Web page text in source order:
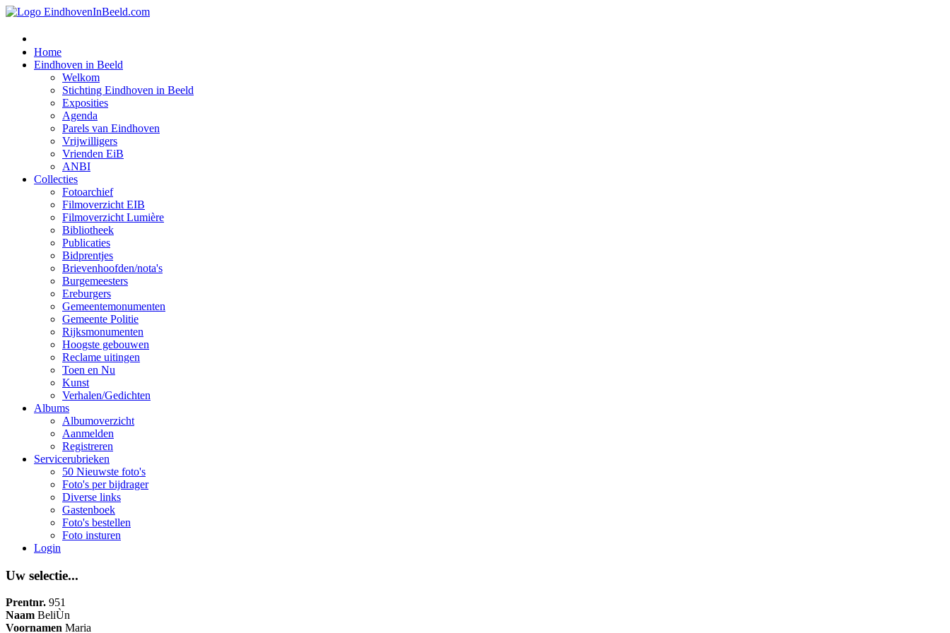
Home
Eindhoven in Beeld
Welkom
Stichting Eindhoven in Beeld
Exposities
Agenda
Parels van Eindhoven
Vrijwilligers
Vrienden EiB
ANBI
Collecties
Fotoarchief
Filmoverzicht EIB
Filmoverzicht Lumière
Bibliotheek
Publicaties
Bidprentjes
Brievenhoofden/nota's
Burgemeesters
Ereburgers
Gemeentemonumenten
Gemeente Politie
Rijksmonumenten
Hoogste gebouwen
Reclame uitingen
Toen en Nu
Kunst
Verhalen/Gedichten
Albums
Albumoverzicht
Aanmelden
Registreren
Servicerubrieken
50 Nieuwste foto's
Foto's per bijdrager
Diverse links
Gastenboek
Foto's bestellen
Foto insturen
Login
Uw selectie...
Prentnr. 951
Naam BeliÙn
Voornamen Maria